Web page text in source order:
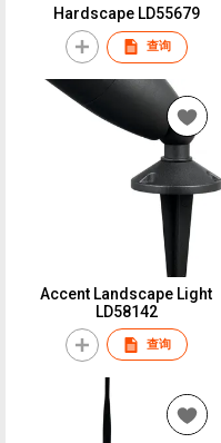
Hardscape LD55679
查询
Accent Landscape Light
LD58142
查询